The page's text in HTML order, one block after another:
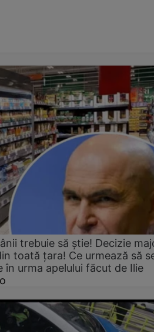
trebuie să știe! Decizie
toată țara! Ce urmează să
în urma apelului făcut de Ilie